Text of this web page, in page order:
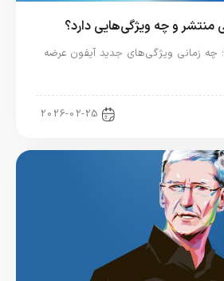
تاریخ انتشار iOS 26.4؛ چه زمانی ویژگی‌های جدید آیفون عرضه
2026-02-25